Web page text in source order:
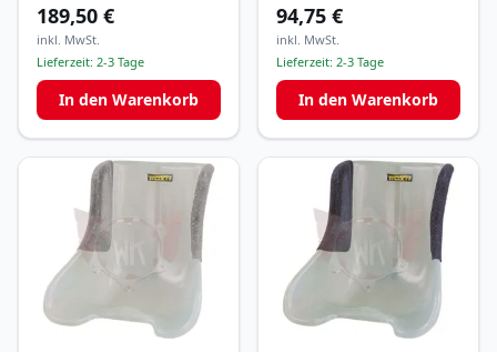
189,50 €
inkl. MwSt.
Lieferzeit: 2-3 Tage
In den Warenkorb
94,75 €
inkl. MwSt.
Lieferzeit: 2-3 Tage
In den Warenkorb